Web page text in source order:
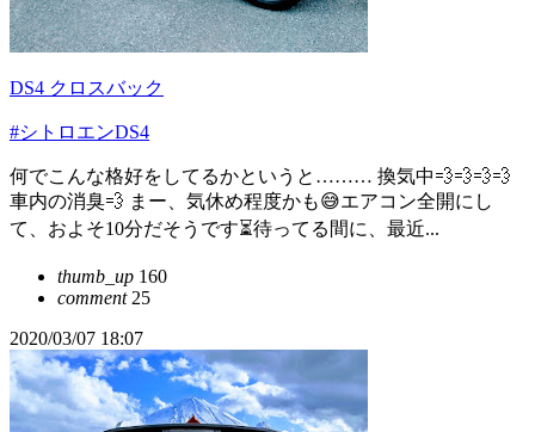
DS4 クロスバック
#シトロエンDS4
何でこんな格好をしてるかというと……… 換気中💨💨💨💨
車内の消臭💨 まー、気休め程度かも😅エアコン全開にし
て、およそ10分だそうです⏳️待ってる間に、最近...
thumb_up 160
comment25
2020/03/07 18:07